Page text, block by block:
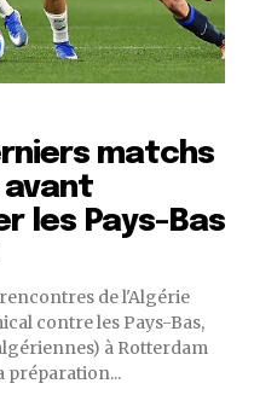
matchs
avant
les Pays-Bas
de l'Algérie
contre les Pays-Bas,
à Rotterdam
préparation...